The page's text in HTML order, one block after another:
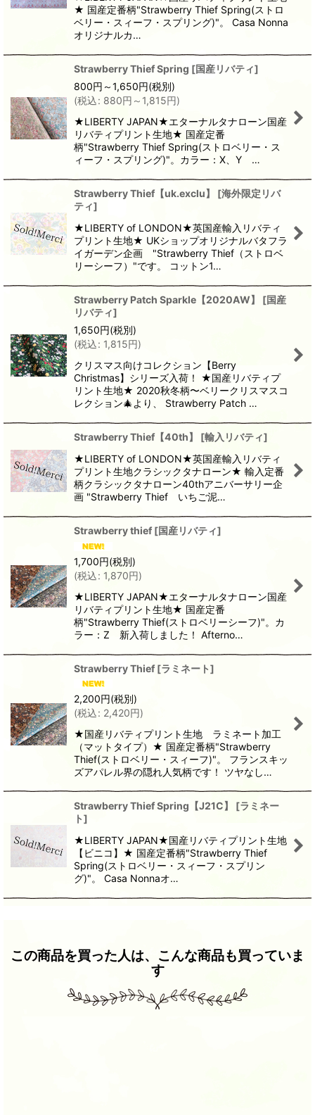
★ 国産定番柄"Strawberry Thief Spring(ストロ
ベリー・スィーフ・スプリング)"。 Casa Nonna
オリジナルカ…
Strawberry Thief Spring [国産リバティ]
800円 ～1,650円(税別)
(税込: 880円 ～1,815円)
★LIBERTY JAPAN★エターナルタナローン国産
リバティプリント生地★ 国産定番
柄"Strawberry Thief Spring(ストロベリー・ス
ィーフ・スプリング)"。カラー：X、Y …
Strawberry Thief【uk.exclu】 [海外限定リバ
ティ]
★LIBERTY of LONDON★英国産輸入リバティ
プリント生地★ UKショップオリジナルバタフラ
イガーデン企画 "Strawberry Thief（ストロベ
リーシーフ）"です。 コットン1…
Strawberry Patch Sparkle【2020AW】 [国産
リバティ]
1,650円(税別)
(税込: 1,815円)
クリスマス向けコレクション【Berry
Christmas】シリーズ入荷！ ★国産リバティプ
リント生地★ 2020秋冬柄〜ベリークリスマスコ
レクション🎄より、 Strawberry Patch …
Strawberry Thief【40th】 [輸入リバティ]
★LIBERTY of LONDON★英国産輸入リバティ
プリント生地クラシックタナローン★ 輸入定番
柄クラシックタナローン40thアニバーサリー企
画 "Strawberry Thief いちご泥…
Strawberry thief [国産リバティ]
1,700円(税別)
(税込: 1,870円)
★LIBERTY JAPAN★エターナルタナローン国産
リバティプリント生地★ 国産定番
柄"Strawberry Thief(ストロベリーシーフ)"。カ
ラー：Z 新入荷しました！ Afterno…
Strawberry Thief [ラミネート]
2,200円(税別)
(税込: 2,420円)
★国産リバティプリント生地 ラミネート加工
（マットタイプ）★ 国産定番柄"Strawberry
Thief(ストロベリー・スィーフ)"。 フランスキッ
ズアパレル界の隠れ人気柄です！ ツヤなし…
Strawberry Thief Spring【J21C】 [ラミネー
ト]
★LIBERTY JAPAN★国産リバティプリント生地
【ビニコ】★ 国産定番柄"Strawberry Thief
Spring(ストロベリー・スィーフ・スプリン
グ)"。 Casa Nonnaオ…
この商品を買った人は、こんな商品も買っていま
す